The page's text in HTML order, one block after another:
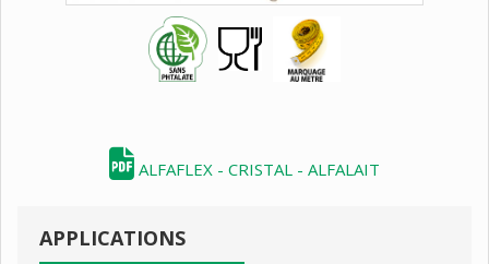
ALFAFLEX - CRISTAL - ALFALAIT
APPLICATIONS